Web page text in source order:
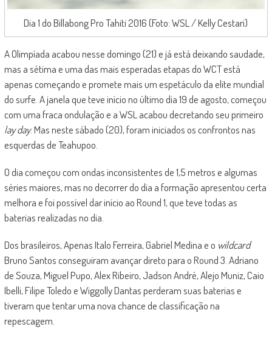
Dia 1 do Billabong Pro Tahiti 2016 (Foto: WSL / Kelly Cestari)
A Olimpíada acabou nesse domingo (21) e já está deixando saudade,
mas a sétima e uma das mais esperadas etapas do WCT está
apenas começando e promete mais um espetáculo da elite mundial
do surfe. A janela que teve início no último dia 19 de agosto, começou
com uma fraca ondulação e a WSL acabou decretando seu primeiro
lay day. Mas neste sábado (20), foram iniciados os confrontos nas
esquerdas de Teahupoo.
O dia começou com ondas inconsistentes de 1,5 metros e algumas
séries maiores, mas no decorrer do dia a formação apresentou certa
melhora e foi possível dar início ao Round 1, que teve todas as
baterias realizadas no dia.
Dos brasileiros, Apenas Italo Ferreira, Gabriel Medina e o wildcard
Bruno Santos conseguiram avançar direto para o Round 3. Adriano
de Souza, Miguel Pupo, Alex Ribeiro, Jadson André, Alejo Muniz, Caio
Ibelli, Filipe Toledo e Wiggolly Dantas perderam suas baterias e
tiveram que tentar uma nova chance de classificação na
repescagem.